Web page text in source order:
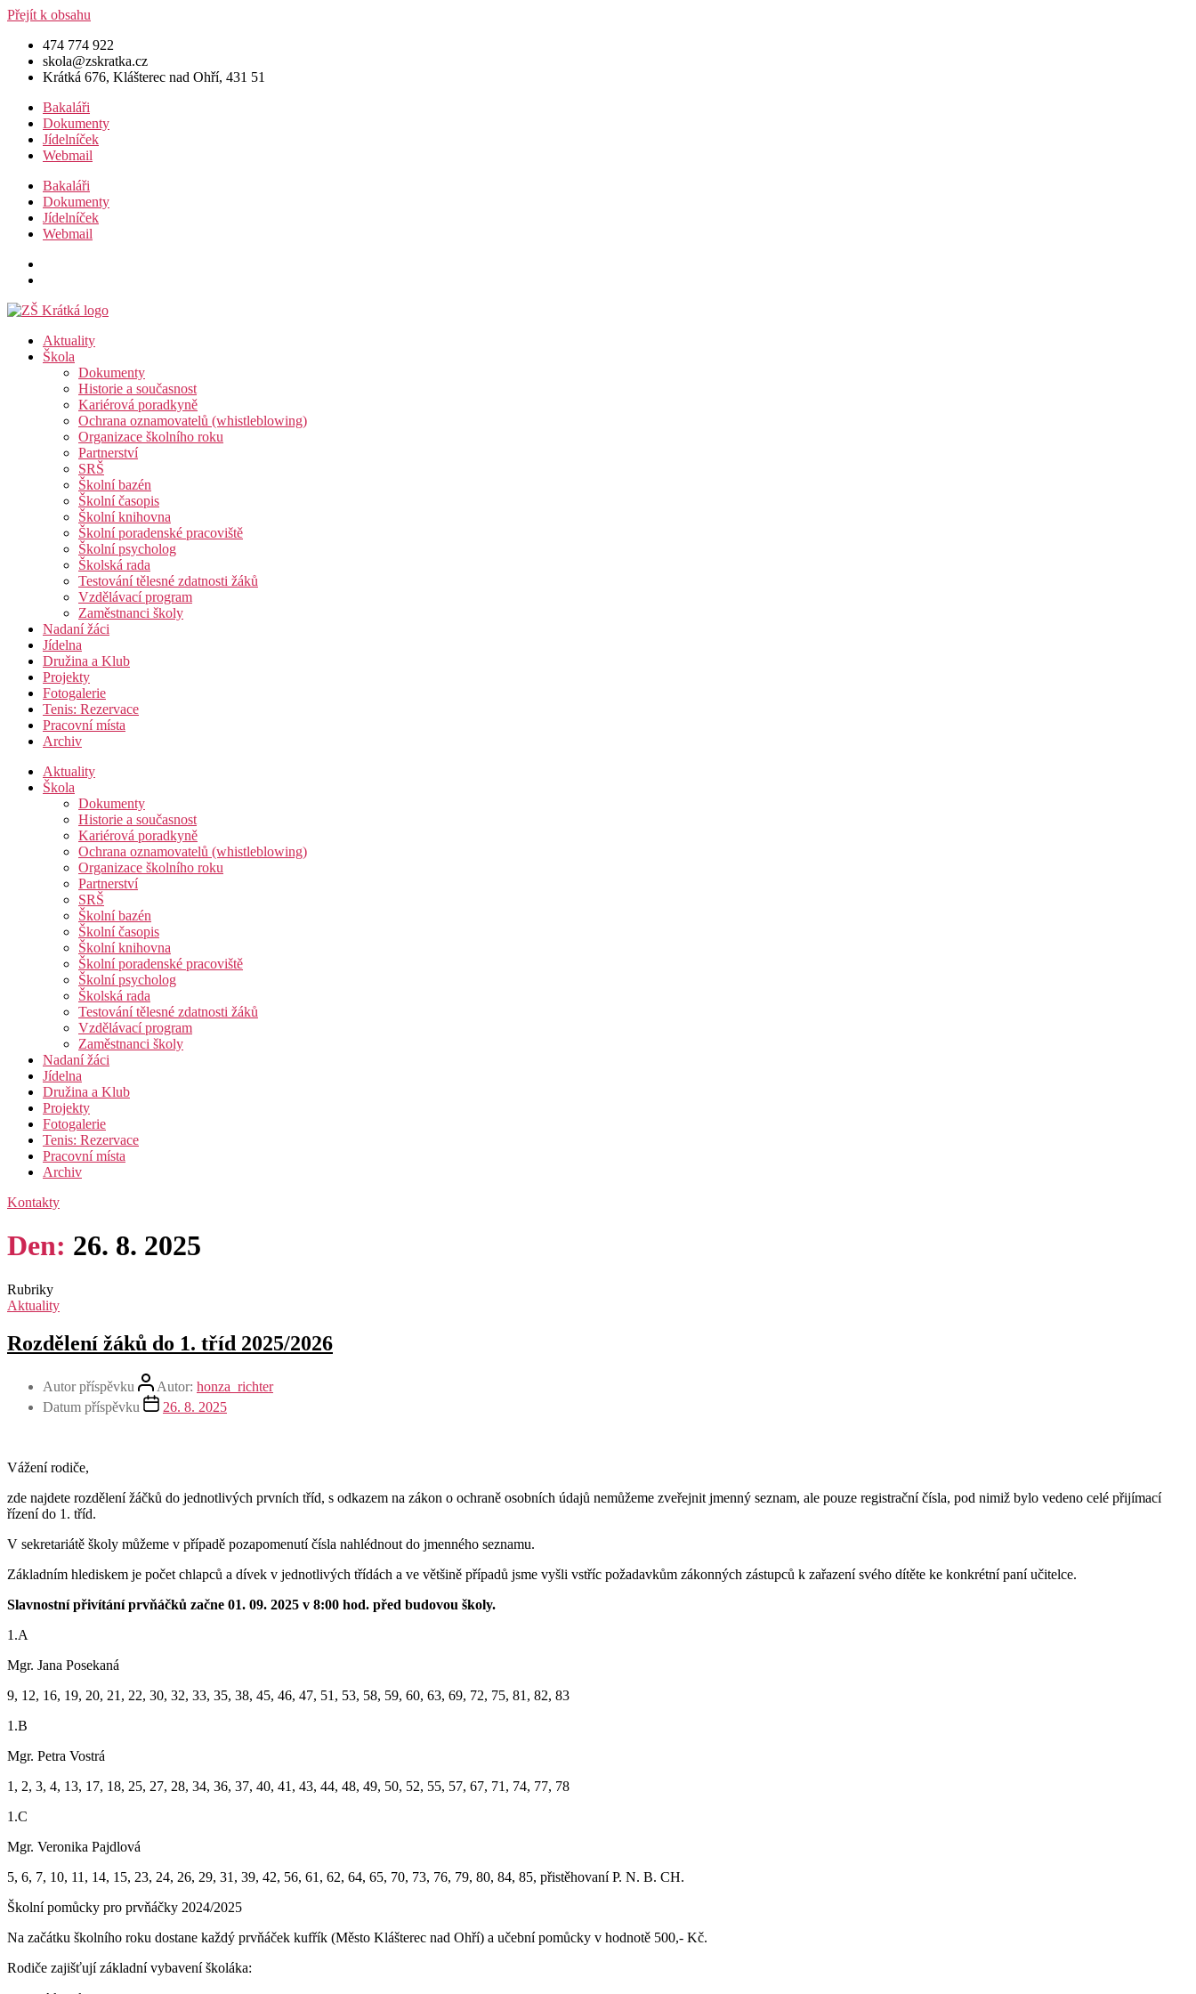
Přejít k obsahu
474 774 922
skola@zskratka.cz
Krátká 676, Klášterec nad Ohří, 431 51
Bakaláři
Dokumenty
Jídelníček
Webmail
Bakaláři
Dokumenty
Jídelníček
Webmail
Aktuality
Škola
Dokumenty
Historie a současnost
Kariérová poradkyně
Ochrana oznamovatelů (whistleblowing)
Organizace školního roku
Partnerství
SRŠ
Školní bazén
Školní časopis
Školní knihovna
Školní poradenské pracoviště
Školní psycholog
Školská rada
Testování tělesné zdatnosti žáků
Vzdělávací program
Zaměstnanci školy
Nadaní žáci
Jídelna
Družina a Klub
Projekty
Fotogalerie
Tenis: Rezervace
Pracovní místa
Archiv
Aktuality
Škola
Dokumenty
Historie a současnost
Kariérová poradkyně
Ochrana oznamovatelů (whistleblowing)
Organizace školního roku
Partnerství
SRŠ
Školní bazén
Školní časopis
Školní knihovna
Školní poradenské pracoviště
Školní psycholog
Školská rada
Testování tělesné zdatnosti žáků
Vzdělávací program
Zaměstnanci školy
Nadaní žáci
Jídelna
Družina a Klub
Projekty
Fotogalerie
Tenis: Rezervace
Pracovní místa
Archiv
Kontakty
Den: 26. 8. 2025
Rubriky
Aktuality
Rozdělení žáků do 1. tříd 2025/2026
Autor příspěvku Autor: honza_richter
Datum příspěvku
26. 8. 2025
Vážení rodiče,
zde najdete rozdělení žáčků do jednotlivých prvních tříd, s odkazem na zákon o ochraně osobních údajů nemůžeme zveřejnit jmenný seznam, ale pouze registrační čísla, pod nimiž bylo vedeno celé přijímací
řízení do 1. tříd.
V sekretariátě školy můžeme v případě pozapomenutí čísla nahlédnout do jmenného seznamu.
Základním hlediskem je počet chlapců a dívek v jednotlivých třídách a ve většině případů jsme vyšli vstříc požadavkům zákonných zástupců k zařazení svého dítěte ke konkrétní paní učitelce.
Slavnostní přivítání prvňáčků začne 01. 09. 2025 v 8:00 hod. před budovou školy.
1.A
Mgr. Jana Posekaná
9, 12, 16, 19, 20, 21, 22, 30, 32, 33, 35, 38, 45, 46, 47, 51, 53, 58, 59, 60, 63, 69, 72, 75, 81, 82, 83
1.B
Mgr. Petra Vostrá
1, 2, 3, 4, 13, 17, 18, 25, 27, 28, 34, 36, 37, 40, 41, 43, 44, 48, 49, 50, 52, 55, 57, 67, 71, 74, 77, 78
1.C
Mgr. Veronika Pajdlová
5, 6, 7, 10, 11, 14, 15, 23, 24, 26, 29, 31, 39, 42, 56, 61, 62, 64, 65, 70, 73, 76, 79, 80, 84, 85, přistěhovaní P. N. B. CH.
Školní pomůcky pro prvňáčky 2024/2025
Na začátku školního roku dostane každý prvňáček kufřík (Město Klášterec nad Ohří) a učební pomůcky v hodnotě 500,- Kč.
Rodiče zajišťují základní vybavení školáka: